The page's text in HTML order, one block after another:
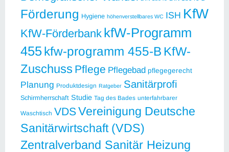
Förderung Hygiene höhenverstellbares WC ISH KfW
KfW-Förderbank kfW-Programm
455kfw-programm 455-B KfW-
Zuschuss Pflege Pflegebad pflegegerecht
Planung Produktdesign Ratgeber Sanitärprofi
Schirmherrschaft Studie Tag des Bades unterfahrbarer
Waschtisch VDSVereinigung Deutsche
Sanitärwirtschaft (VDS)
Zentralverband Sanitär Heizung